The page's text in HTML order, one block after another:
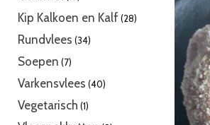
Kip Kalkoen en Kalf 2828
producten
Rundvlees 3434
Soepen 77
Varkensvlees 4040
Vegetarisch 11